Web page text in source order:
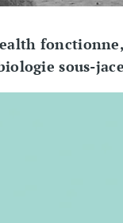
sous-